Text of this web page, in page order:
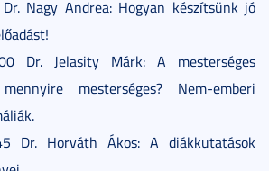
Nagy Andrea: Hogyan készítsünk jó
Dr. Jelasity Márk: A mesterséges
mesterséges? Nem-emberi
Dr. Horváth Ákos: A diákkutatások